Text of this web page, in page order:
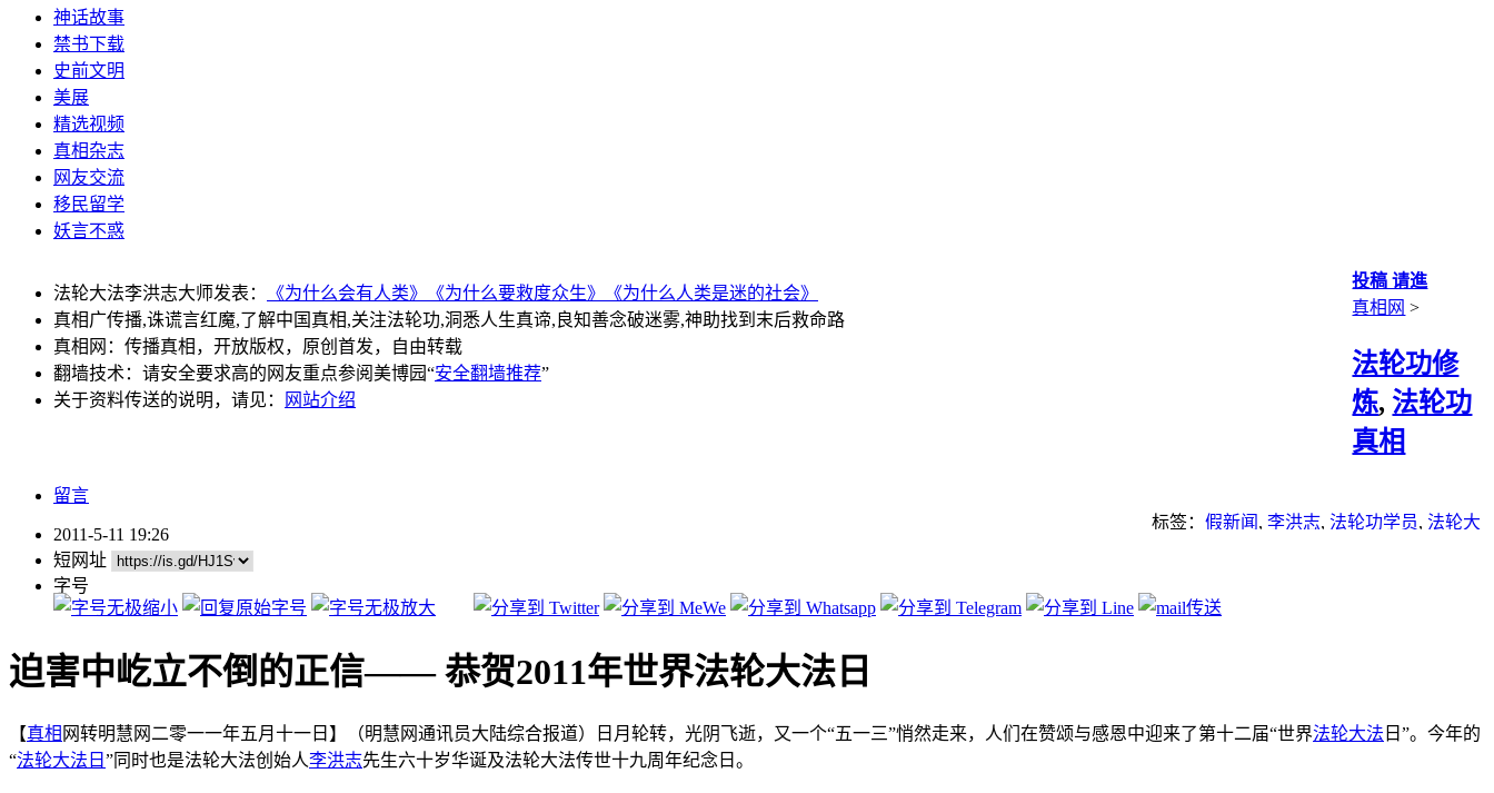
神话故事
禁书下载
史前文明
美展
精选视频
真相杂志
网友交流
移民留学
妖言不惑
法轮大法李洪志大师发表： 《为什么会有人类》 《为什么要救度众生》
《为什么人类是迷的社会》
真相广传播,诛谎言红魔,了解中国真相,关注法轮功,洞悉人生真谛,良知善念破迷雾,神助找到末后救命路
真相网：传播真相，开放版权，原创首发，自由转载
翻墙技术：请安全要求高的网友重点参阅美博园“安全翻墙推荐”
关于资料传送的说明，请见：
网站介绍
投稿 请進
真相网 >
法轮功修
炼, 法轮功
真相
留言
标签： 假新闻 , 李洪志, 法轮功学员, 法轮大
2011-5-11 19:26
短网址
字号
迫害中屹立不倒的正信—— 恭贺2011年世界法轮大法日
【真相 网转明慧网二零一一年五月十一日】（明慧网通讯员大陆综合报道）日月轮转，光阴飞逝，又一个“五一三”悄然走来，人们在赞颂与感恩中迎来了第十二届“世界法轮大法 日”。今年的
“法轮大法日 ”同时也是法轮大法创始人李洪志先生六十岁华诞及法轮大法传世十九周年纪念日。